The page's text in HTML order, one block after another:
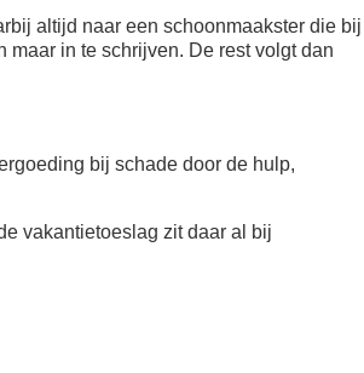
altijd naar een schoonmaakster die bij
in te schrijven. De rest volgt dan
bij schade door de hulp,
vakantietoeslag zit daar al bij